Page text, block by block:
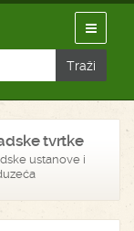
tvrtke
ustanove i